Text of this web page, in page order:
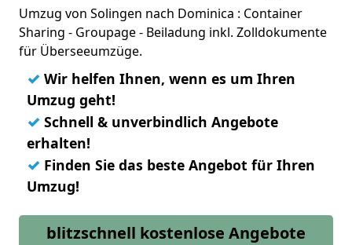
Umzug von Solingen nach Dominica : Container
Sharing - Groupage - Beiladung inkl. Zolldokumente
für Überseeumzüge.
✓ Wir helfen Ihnen, wenn es um Ihren
Umzug geht!
✓ Schnell & unverbindlich Angebote
erhalten!
✓ Finden Sie das beste Angebot für Ihren
Umzug!
blitzschnell kostenlose Angebote